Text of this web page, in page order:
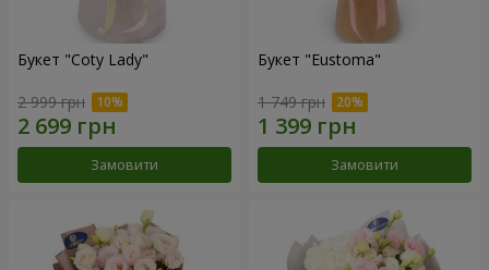
Букет "Coty Lady"
2 999 грн
Замовити
Букет "Eustoma"
1 749 грн
Замовити